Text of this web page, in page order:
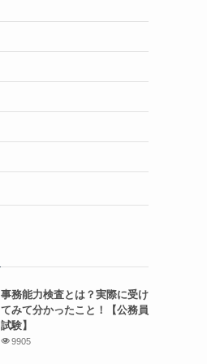
事務能力検査とは？実際に受け
てみて分かったこと！【公務員
試験】
9905